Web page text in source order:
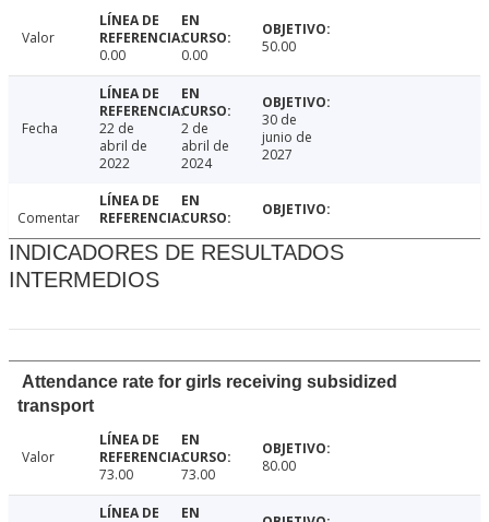
Valor
0.00
0.00 50.00
Fecha
22 de
abril de
2022
2 de
abril de
2024
30 de
junio de
2027
Comentar
INDICADORES DE RESULTADOS
INTERMEDIOS
Attendance rate for girls receiving subsidized
transport
Valor
73.00
73.00 80.00